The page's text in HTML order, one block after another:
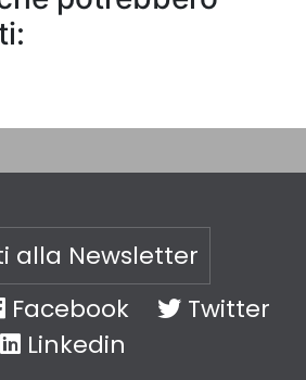
alla Newsletter
Facebook
Twitter
Linkedin